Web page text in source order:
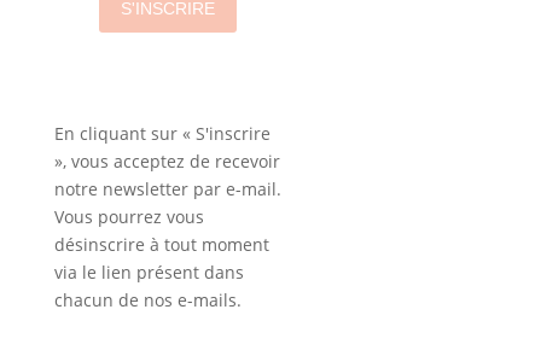
S'INSCRIRE
En cliquant sur « S'inscrire
», vous acceptez de recevoir
notre newsletter par e-mail.
Vous pourrez vous
désinscrire à tout moment
via le lien présent dans
chacun de nos e-mails.